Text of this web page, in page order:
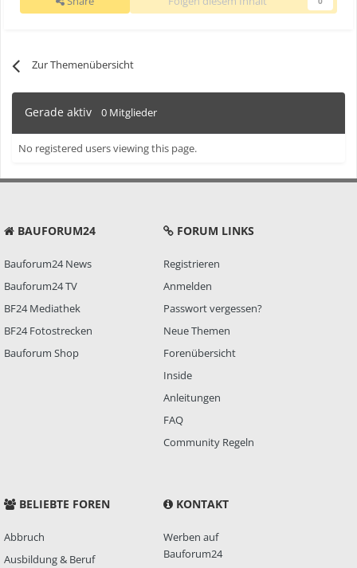
Zur Themenübersicht
Gerade aktiv 0 Mitglieder
No registered users viewing this page.
BAUFORUM24
Bauforum24 News
Bauforum24 TV
BF24 Mediathek
BF24 Fotostrecken
Bauforum Shop
FORUM LINKS
Registrieren
Anmelden
Passwort vergessen?
Neue Themen
Forenübersicht
Inside
Anleitungen
FAQ
Community Regeln
BELIEBTE FOREN
Abbruch
Ausbildung & Beruf
KONTAKT
Werben auf
Bauforum24